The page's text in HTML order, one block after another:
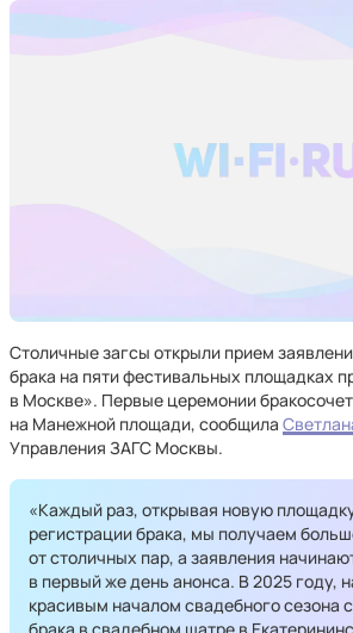
Столичные загсы открыли прием
брака на пяти фестивальных площадках
в Москве». Первые церемонии
на Манежной площади, сообщила
Управления ЗАГС Москвы.
«Каждый раз, открывая новую
регистрации брака, мы получаем
от столичных пар, а заявления
в первый же день анонса. В 2025 году,
красивым началом свадебного сезона